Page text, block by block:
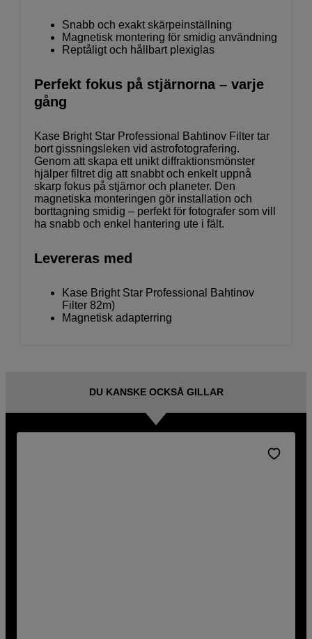
Snabb och exakt skärpeinställning
Magnetisk montering för smidig användning
Reptåligt och hållbart plexiglas
Perfekt fokus på stjärnorna – varje
gång
Kase Bright Star Professional Bahtinov Filter tar
bort gissningsleken vid astrofotografering.
Genom att skapa ett unikt diffraktionsmönster
hjälper filtret dig att snabbt och enkelt uppnå
skarp fokus på stjärnor och planeter. Den
magnetiska monteringen gör installation och
borttagning smidig – perfekt för fotografer som vill
ha snabb och enkel hantering ute i fält.
Levereras med
Kase Bright Star Professional Bahtinov
Filter 82m)
Magnetisk adapterring
DU KANSKE OCKSÅ GILLAR